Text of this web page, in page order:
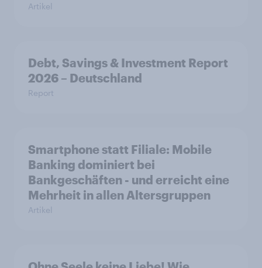
Artikel
Debt, Savings & Investment Report
2026 – Deutschland
Report
Smartphone statt Filiale: Mobile
Banking dominiert bei
Bankgeschäften - und erreicht eine
Mehrheit in allen Altersgruppen
Artikel